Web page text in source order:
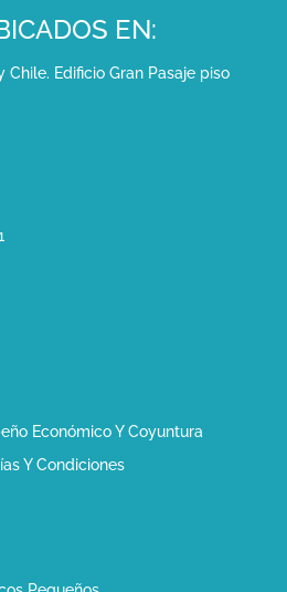
EN:
Chile. Edificio Gran Pasaje piso
Económico Y Coyuntura
Y Condiciones